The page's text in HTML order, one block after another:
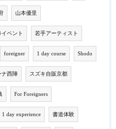
山本優里
イベント 若手アーティスト
foreigner 1 day course Shodo
ナ西陣 スズキ自販京都
For Foreigners
1 day experience 書道体験